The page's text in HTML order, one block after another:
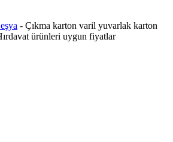
- Çıkma karton varil yuvarlak karton
ürünleri uygun fiyatlar